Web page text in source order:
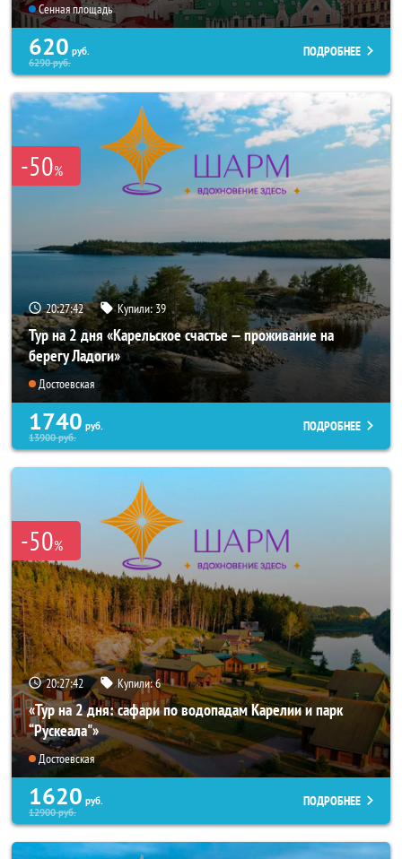
Сенная площадь
620 руб.
6290руб.
ПОДРОБНЕЕ
-50%
20:27:40 Купили:39
Тур на 2 дня «Карельское счастье — проживание на
берегу Ладоги»
Достоевская
1740 руб.
13900руб.
ПОДРОБНЕЕ
-50%
20:27:40 Купили:6
«Тур на 2 дня: сафари по водопадам Карелии и парк
“Рускеала"»
Достоевская
1620 руб.
12900руб.
ПОДРОБНЕЕ